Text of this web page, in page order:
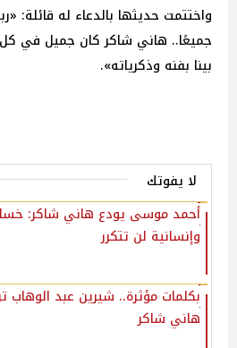
واختتمت حديثها بالدعاء له قائلة:
جميعًا.. هاني شاكر كان جميل في
بينا بفنه وذكرياته».
لا يفوتك
أحمد موسى يودع هاني شاكر:
وإنسانية لن تتكرر
بكلمات مؤثرة.. شيرين عبد الوهاب
هاني شاكر